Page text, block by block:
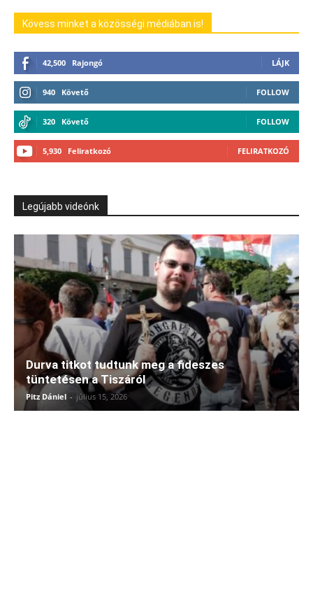
Kövess minket a közösségi médiában is!
42,500 Rajongó LÁJK
940 Követő FOLLOW
320 Követő FOLLOW
5,930 Feliratkozó FELIRATKOZÓ
Legújabb videónk
Durva titkot tudtunk meg a fideszes
tüntetésen a Tiszáról
Pitz Dániel - július 15, 2026